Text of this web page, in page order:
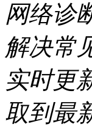
网络诊
解决常
实时更
取到最